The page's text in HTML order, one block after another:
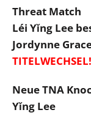
Threat Match
Léi Yǐng Lee
Jordynne
TITELWECHSEL!
Neue TNA
Yǐng Lee